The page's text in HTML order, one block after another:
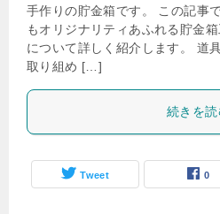
手作りの貯金箱です。 この記事
もオリジナリティあふれる貯金
について詳しく紹介します。 道
取り組め […]
続きを
Tweet 0